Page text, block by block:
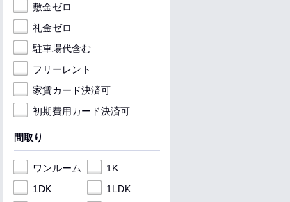
敷金ゼロ
礼金ゼロ
駐車場代含む
フリーレント
家賃カード決済可
初期費用カード決済可
間取り
ワンルーム
1K
1DK
1LDK